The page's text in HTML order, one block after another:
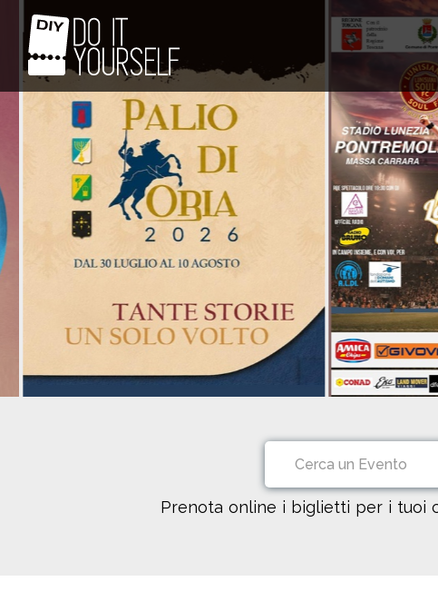
Prenota online i biglietti per i tuoi